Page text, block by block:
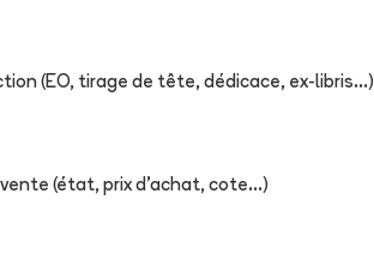
(EO, tirage de tête, dédicace, ex-libris...)
(état, prix d'achat, cote...)